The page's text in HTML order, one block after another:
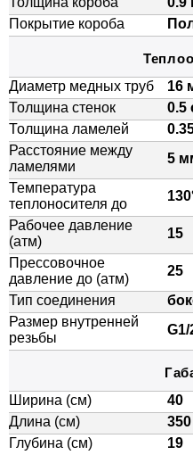
Покрытие короба
Диаметр медных труб
16
Толщина стенок
0.5
Толщина ламелей
Расстояние между
ламелями
5
Температура
теплоносителя до
Рабочее давление
(атм)
15
Прессовочное
давление до (атм)
25
Тип соединения
Размер внутренней
резьбы
G1/
Ширина (см)
40
Длина (см)
350
Глубина (см)
19